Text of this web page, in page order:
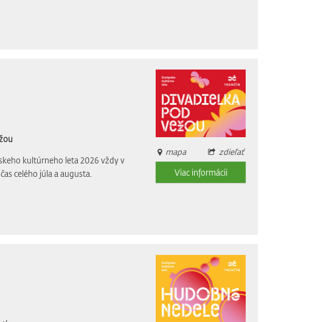
kultúrneho leta 2026 vždy v
celého júla a augusta.
mapa
zdieľať
Viac informácii